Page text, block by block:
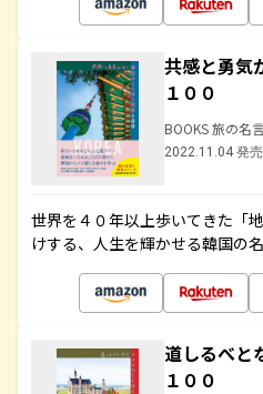
共感と勇気
１００
BOOKS 旅の名
2022.11.04 発売
世界を４０年以上歩いてきた「
けする、人生を輝かせる韓国の
道しるべと
１００